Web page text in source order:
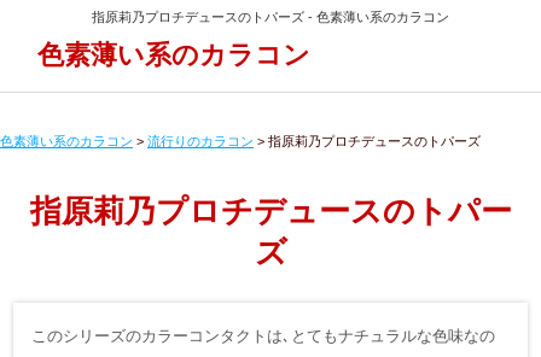
指原莉乃プロチデュースのトパーズ - 色素薄い系のカラコン
色素薄い系のカラコン
色素薄い系のカラコン > 流行りのカラコン > 指原莉乃プロチデュースのトパーズ
指原莉乃プロチデュースのトパー
ズ
このシリーズのカラーコンタクトは､とてもナチュラルな色味なの